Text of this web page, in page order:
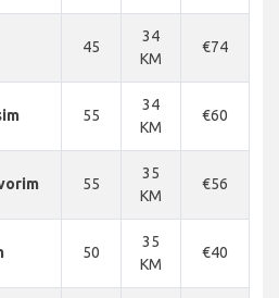
45
34
KM
€74
55
34
KM
€60
55
35
KM
€56
50
35
KM
€40